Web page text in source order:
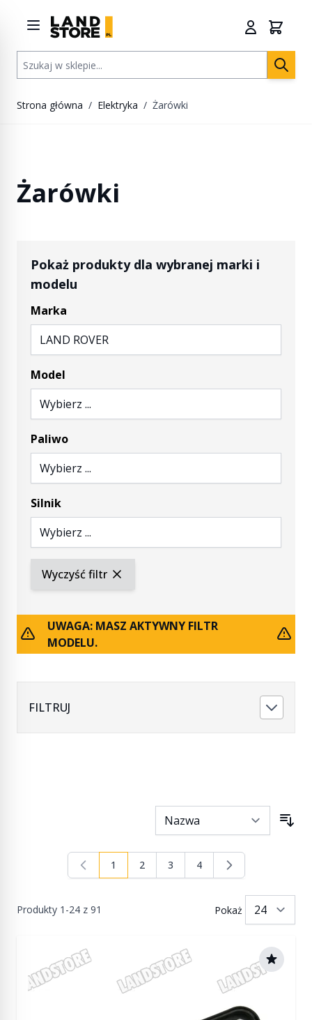
Szukaj w sklepie...
Strona główna / Elektryka / Żarówki
Żarówki
Pokaż produkty dla wybranej marki i
modelu
Marka
LAND ROVER
Model
Wybierz ...
Paliwo
Wybierz ...
Silnik
Wybierz ...
Wyczyść filtr
UWAGA: MASZ AKTYWNY FILTR
MODELU.
FILTRUJ
Produkty 1 -24 z 91
Aktualnie czytasz stronę
1 Strona
2 Strona
3 Strona
4
Pokaż